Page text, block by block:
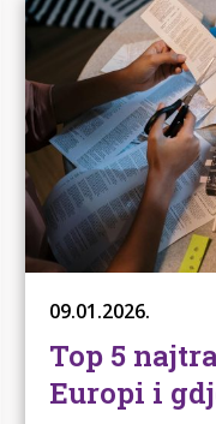
09.01.2026.
Top 5
Europi i